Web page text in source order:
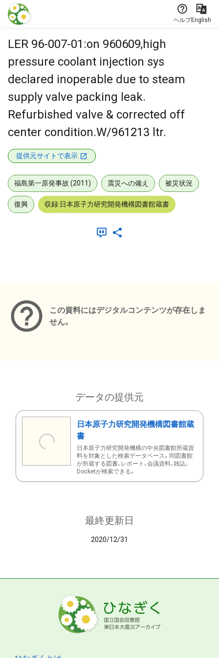
本文に飛ぶ
ヘルプEnglish
LER 96-007-01:on 960609,high
pressure coolant injection sys
declared inoperable due to steam
supply valve packing leak.
Refurbished valve & corrected off
center condition.W/961213 ltr.
提供元サイトで表示
福島第一原発事故 (2011) 震災への備え 被災状況
復興 収録:日本原子力研究開発機構図書館蔵書
この資料にはデジタルコンテンツが存在しま
せん。
データの提供元
日本原子力研究開発機構図書館蔵
書
日本原子力研究開発機構の中央図書館所蔵資
料を対象とした検索データベース。同図書館
が所蔵する図書、レポート、会議資料、雑誌、
Docketが検索できる。
最終更新日
2020/12/31